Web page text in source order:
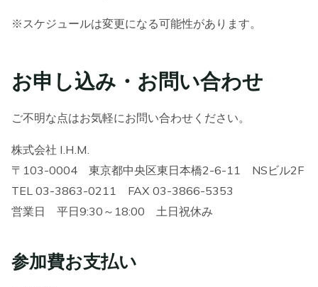
※スケジュールは変更になる可能性があります。
お申し込み・お問い合わせ
ご不明な点はお気軽にお問い合わせください。
株式会社 I.H.M.
〒103-0004 東京都中央区東日本橋2-6-11 NSビル2F
TEL 03-3863-0211 FAX 03-3866-5353
営業日 平日9:30～18:00 土日祝休み
参加費お支払い